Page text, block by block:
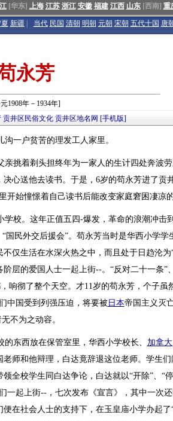
[华东] 上海 江苏 浙江 安徽 福建 江西 山东[西南] 重
新疆 当代 民国 清朝 明朝 元朝 宋朝 五代十国 唐
永芳
1908年－1934年]
贡井区民俗文化 贡井区地名网 [手机版]
沟一户贫苦的理发工人家里。
挑着剃头担终年为一家人的生计四处奔波
心送他去读书。于是，6岁的苟永芳进了贡
始憧憬着自己读书后能改变家庭窘困凄凉的
学校。这年正值五四-爆发，革命的浪潮冲击
国民外交后援会”。苟永芳当时是华西小学学
仅生活在水深火热之中，而且处于日趋沦为
层的爱国人士一起上街--。“反对二十一条”
响彻了整个天空。才11岁的苟永芳，个子虽
中国受到列强压迫，将要被 日本帝国主义灭
不为之动容。
东西放在保管室里，华西小学校长、 加拿大
师和他辩理，白达竟辞退这位老师。学生
全校学生同白达争论，白达就以“开除”、“
一起上街--，七次发布《宣言》，其中一次
在社会人士的支持下，在玉皇庙小学办起了